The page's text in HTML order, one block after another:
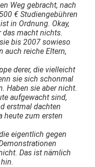
Weg gebracht, nach
€ Studiengebühren
in Ordnung. Okay,
macht nichts.
bis 2007 sowieso
auch reiche Eltern,
derer, die vielleicht
sie sich schonmal
Haben sie aber nicht.
aufgewacht sind,
erstmal dachten
heute zum ersten
eigentlich gegen
Das ist nämlich